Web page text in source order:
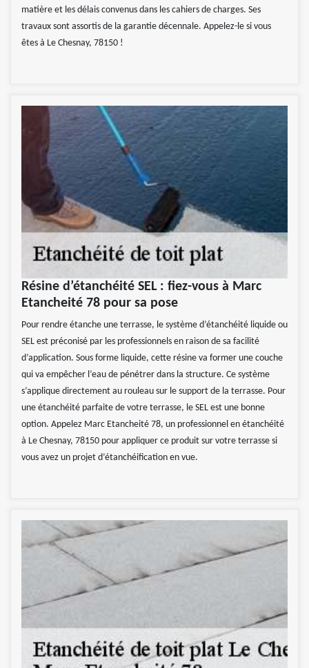
matière et les délais convenus dans les cahiers de charges. Ses
travaux sont assortis de la garantie décennale. Appelez-le si vous
êtes à Le Chesnay, 78150 !
Résine d’étanchéité SEL : fiez-vous à Marc
Etancheité 78 pour sa pose
Pour rendre étanche une terrasse, le système d’étanchéité liquide ou
SEL est préconisé par les professionnels en raison de sa facilité
d’application. Sous forme liquide, cette résine va former une couche
qui va empêcher l’eau de pénétrer dans la structure. Ce système
s’applique directement au rouleau sur le support de la terrasse. Pour
une étanchéité parfaite de votre terrasse, le SEL est une bonne
option. Appelez Marc Etancheité 78, un professionnel en étanchéité
à Le Chesnay, 78150 pour appliquer ce produit sur votre terrasse si
vous avez un projet d’étanchéification en vue.